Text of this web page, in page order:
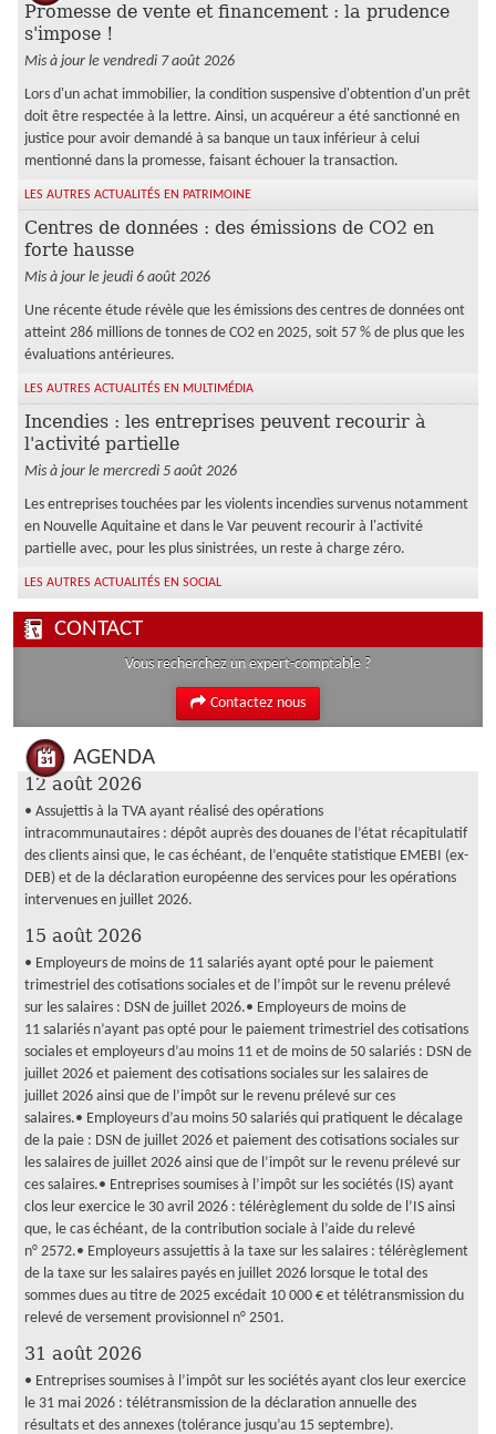
Promesse de vente et financement : la prudence
s'impose !
Mis à jour le vendredi 7 août 2026
Lors d'un achat immobilier, la condition suspensive d'obtention d'un prêt
doit être respectée à la lettre. Ainsi, un acquéreur a été sanctionné en
justice pour avoir demandé à sa banque un taux inférieur à celui
mentionné dans la promesse, faisant échouer la transaction.
LES AUTRES ACTUALITÉS EN PATRIMOINE
Centres de données : des émissions de CO2 en
forte hausse
Mis à jour le jeudi 6 août 2026
Une récente étude révèle que les émissions des centres de données ont
atteint 286 millions de tonnes de CO2 en 2025, soit 57 % de plus que les
évaluations antérieures.
LES AUTRES ACTUALITÉS EN MULTIMÉDIA
Incendies : les entreprises peuvent recourir à
l'activité partielle
Mis à jour le mercredi 5 août 2026
Les entreprises touchées par les violents incendies survenus notamment
en Nouvelle Aquitaine et dans le Var peuvent recourir à l'activité
partielle avec, pour les plus sinistrées, un reste à charge zéro.
LES AUTRES ACTUALITÉS EN SOCIAL
CONTACT
Vous recherchez un expert-comptable ?
Contactez nous
AGENDA
12 août 2026
• Assujettis à la TVA ayant réalisé des opérations
intracommunautaires : dépôt auprès des douanes de l’état récapitulatif
des clients ainsi que, le cas échéant, de l’enquête statistique EMEBI (ex-
DEB) et de la déclaration européenne des services pour les opérations
intervenues en juillet 2026.
15 août 2026
• Employeurs de moins de 11 salariés ayant opté pour le paiement
trimestriel des cotisations sociales et de l’impôt sur le revenu prélevé
sur les salaires : DSN de juillet 2026.• Employeurs de moins de
11 salariés n’ayant pas opté pour le paiement trimestriel des cotisations
sociales et employeurs d’au moins 11 et de moins de 50 salariés : DSN de
juillet 2026 et paiement des cotisations sociales sur les salaires de
juillet 2026 ainsi que de l’impôt sur le revenu prélevé sur ces
salaires.• Employeurs d’au moins 50 salariés qui pratiquent le décalage
de la paie : DSN de juillet 2026 et paiement des cotisations sociales sur
les salaires de juillet 2026 ainsi que de l’impôt sur le revenu prélevé sur
ces salaires.• Entreprises soumises à l’impôt sur les sociétés (IS) ayant
clos leur exercice le 30 avril 2026 : télérèglement du solde de l’IS ainsi
que, le cas échéant, de la contribution sociale à l’aide du relevé
n° 2572.• Employeurs assujettis à la taxe sur les salaires : télérèglement
de la taxe sur les salaires payés en juillet 2026 lorsque le total des
sommes dues au titre de 2025 excédait 10 000 € et télétransmission du
relevé de versement provisionnel n° 2501.
31 août 2026
• Entreprises soumises à l’impôt sur les sociétés ayant clos leur exercice
le 31 mai 2026 : télétransmission de la déclaration annuelle des
résultats et des annexes (tolérance jusqu’au 15 septembre).